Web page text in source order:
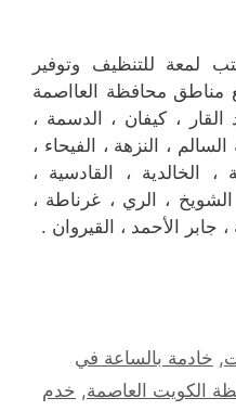
لمعة للتنظيف وتوفير
محافظة العااصمة
القار ، كيفان ، الدسمة ،
، النزهة ، الفيحاء ،
، الخالدية ، القادسية ،
، الري ، غرناطة ،
جابر الأحمد ، القيروان .
, خادمة بالساعة في
الكويت العاصمة, خدم